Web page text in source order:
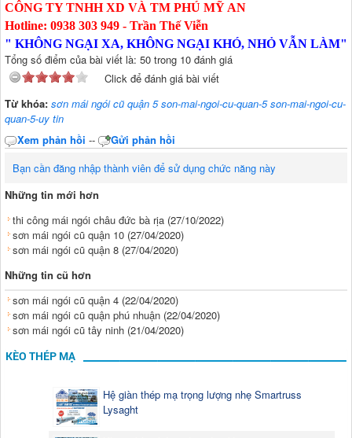
CÔNG TY TNHH XD VÀ TM PHÚ MỸ AN
Hotline: 0938 303 949 - Trần Thế Viễn
" KHÔNG NGẠI XA, KHÔNG NGẠI KHÓ, NHỎ VẪN LÀM"
Tổng số điểm của bài viết là: 50 trong 10 đánh giá
Click để đánh giá bài viết
Từ khóa: sơn mái ngói cũ quận 5 son-mai-ngoi-cu-quan-5 son-mai-ngoi-cu-
quan-5-uy tin
Xem phản hồi --
Gửi phản hồi
Bạn cần đăng nhập thành viên để sử dụng chức năng này
Những tin mới hơn
thi công mái ngói châu đức bà rịa (27/10/2022)
sơn mái ngói cũ quận 10 (27/04/2020)
sơn mái ngói cũ quận 8 (27/04/2020)
Những tin cũ hơn
sơn mái ngói cũ quận 4 (22/04/2020)
sơn mái ngói cũ quận phú nhuận (22/04/2020)
sơn mái ngói cũ tây ninh (21/04/2020)
KÈO THÉP MẠ
Hệ giàn thép mạ trọng lượng nhẹ Smartruss
Lysaght